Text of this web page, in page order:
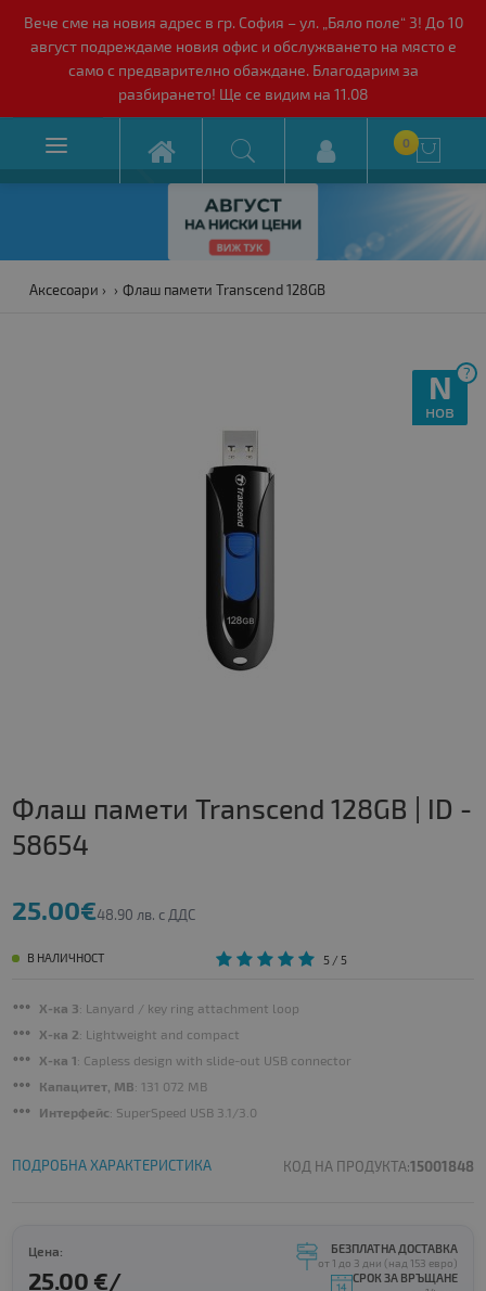
Вече сме на новия адрес в гр. София – ул. „Бяло поле“ 3! До 10
август подреждаме новия офис и обслужването на място е
само с предварително обаждане. Благодарим за
разбирането! Ще се видим на 11.08
 0 
Аксесоари Флаш памети Transcend 128GB
?
N
нов
Флаш памети Transcend 128GB | ID -
58654
25.00€48.90 лв. с ДДС
В НАЛИЧНОСТ 5/ 5
Х-ка 3: Lanyard / key ring attachment loop
Х-ка 2: Lightweight and compact
Х-ка 1: Capless design with slide-out USB connector
Капацитет, MB: 131 072 MB
Интерфейс: SuperSpeed USB 3.1/3.0
ПОДРОБНА ХАРАКТЕРИСТИКА КОД НА ПРОДУКТА:15001848
Цена:
25.00 €/
БЕЗПЛАТНА ДОСТАВКА
от 1 до 3 дни (над 153 евро)
СРОК ЗА ВРЪЩАНЕ